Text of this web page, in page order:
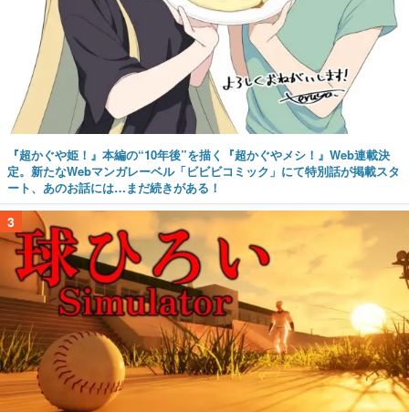
『超かぐや姫！』本編の“10年後”を描く『超かぐやメシ！』Web連載決
定。新たなWebマンガレーベル「ビビビコミック」にて特別話が掲載スタ
ート、あのお話には…まだ続きがある！
3